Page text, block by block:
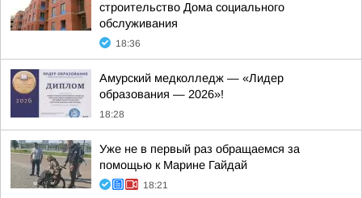
строительство Дома социального
обслуживания
18:36
Амурский медколледж — «Лидер
образования — 2026»!
18:28
Уже не в первый раз обращаемся за
помощью к Марине Гайдай
18:21